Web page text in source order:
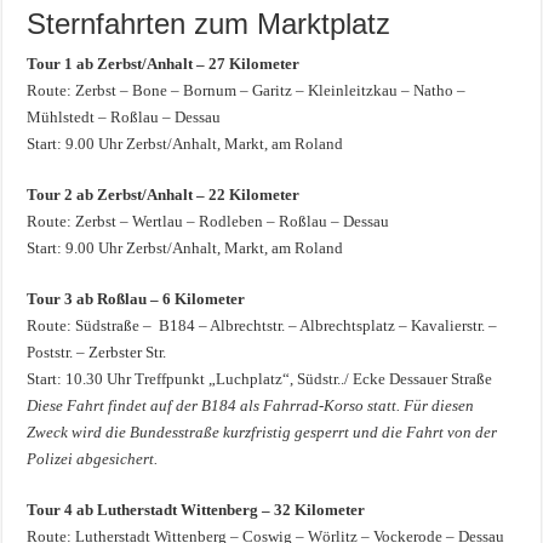
Sternfahrten zum Marktplatz
Tour 1 ab Zerbst/Anhalt – 27 Kilometer
Route: Zerbst – Bone – Bornum – Garitz – Kleinleitzkau – Natho –
Mühlstedt – Roßlau – Dessau
Start: 9.00 Uhr Zerbst/Anhalt, Markt, am Roland
Tour 2 ab Zerbst/Anhalt – 22 Kilometer
Route: Zerbst­ – Wertlau – Rodleben – Roßlau – Dessau
Start: 9.00 Uhr Zerbst/Anhalt, Markt, am Roland
Tour 3 ab Roßlau – 6 Kilometer
Route: Südstraße – B184 – Albrechtstr. – Albrechtsplatz – Kavalierstr. –
Poststr. – Zerbster Str.
Start: 10.30 Uhr Treffpunkt „Luchplatz“, Südstr../ Ecke Dessauer Straße
Diese Fahrt findet auf der B184 als Fahrrad-Korso statt. Für diesen
Zweck wird die Bundesstraße kurzfristig gesperrt und die Fahrt von der
Polizei abgesichert.
Tour 4 ab Lutherstadt Wittenberg – 32 Kilometer
Route: Lutherstadt Wittenberg – Coswig – Wörlitz – Vockerode – Dessau